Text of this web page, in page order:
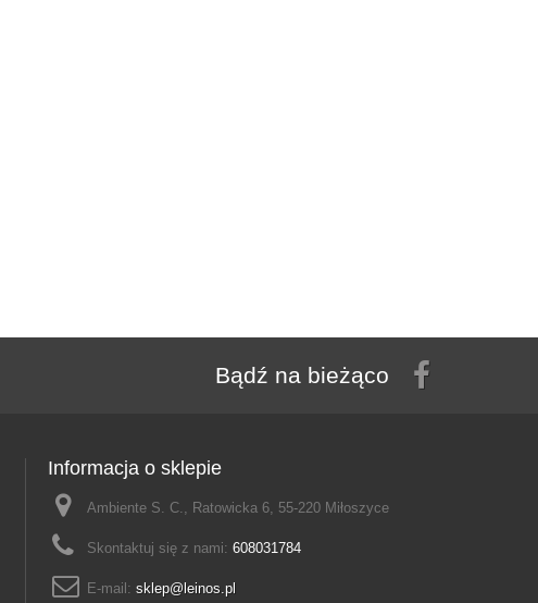
Bądź na bieżąco
Informacja o sklepie
Ambiente S. C., Ratowicka 6, 55-220 Miłoszyce
Skontaktuj się z nami: 608031784
E-mail: sklep@leinos.pl